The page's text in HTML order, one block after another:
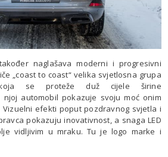
naglašava moderni i progresivni
„coast to coast“ velika svjetlosna grupa
se proteže duž cijele širine
njoj automobil pokazuje svoju moć onim
efekti poput pozdravnog svjetla i
pokazuju inovativnost, a snaga LED
vidljivim u mraku. Tu je logo marke i